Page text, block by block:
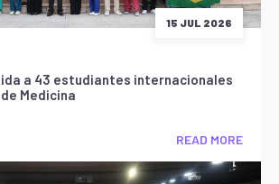
15 JUL 2026
a 43 estudiantes internacionales
Medicina
READ MORE